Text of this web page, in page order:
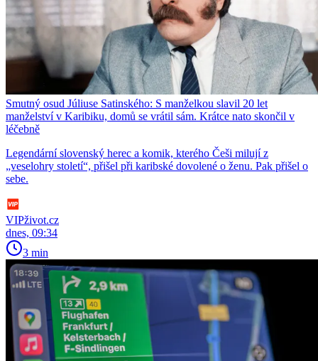
Smutný osud Júliuse Satinského: S manželkou slavil 20 let
manželství v Karibiku, domů se vrátil sám. Krátce nato skončil v
léčebně
Legendární slovenský herec a komik, kterého Češi milují z
„veselohry století“, přišel při karibské dovolené o ženu. Pak přišel o
sebe.
VIPživot.cz
dnes, 09:34
3 min